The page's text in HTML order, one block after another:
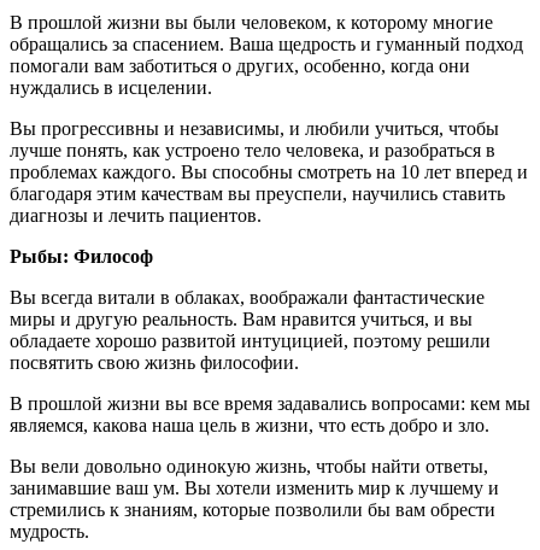
В прошлой жизни вы были человеком, к которому многие
обращались за спасением. Ваша щедрость и гуманный подход
помогали вам заботиться о других, особенно, когда они
нуждались в исцелении.
Вы прогрессивны и независимы, и любили учиться, чтобы
лучше понять, как устроено тело человека, и разобраться в
проблемах каждого. Вы способны смотреть на 10 лет вперед и
благодаря этим качествам вы преуспели, научились ставить
диагнозы и лечить пациентов.
Рыбы: Философ
Вы всегда витали в облаках, воображали фантастические
миры и другую реальность. Вам нравится учиться, и вы
обладаете хорошо развитой интуцицией, поэтому решили
посвятить свою жизнь философии.
В прошлой жизни вы все время задавались вопросами: кем мы
являемся, какова наша цель в жизни, что есть добро и зло.
Вы вели довольно одинокую жизнь, чтобы найти ответы,
занимавшие ваш ум. Вы хотели изменить мир к лучшему и
стремились к знаниям, которые позволили бы вам обрести
мудрость.